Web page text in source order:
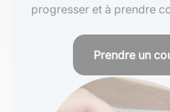
progresser et à prendre
Prendre un